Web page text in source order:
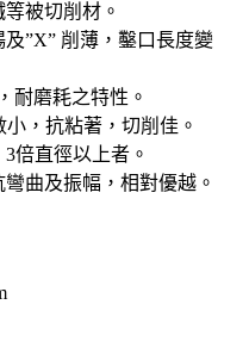
被切削材。
”X” 削薄，鑿口長度變
耐磨耗之特性。
，抗粘著，切削佳。
倍直徑以上者。
曲及振幅，相對優越。